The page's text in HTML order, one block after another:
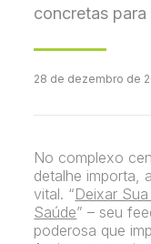
concretas para
28 de dezembro de
No complexo
detalhe importa,
vital. “Deixar
Saúde” – seu
poderosa que